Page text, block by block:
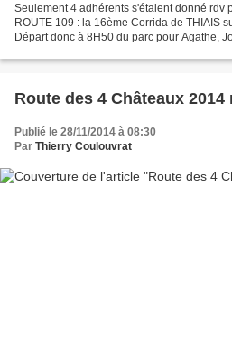
Seulement 4 adhérents s'étaient donné rdv
ROUTE 109 : la 16ème Corrida de THIAIS
Départ donc à 8H50 du parc pour Agathe,
Route des 4 Châteaux 2014
Publié le 28/11/2014 à 08:30
Par Thierry Coulouvrat